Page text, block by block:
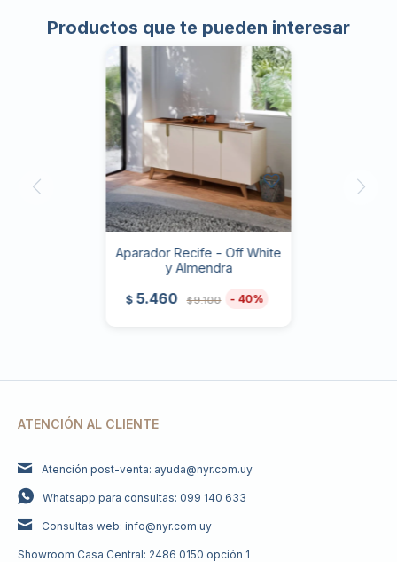
Productos que te pueden interesar
Aparador Recife - Off White
y Almendra
$ 5.460 $9.100 40
ATENCIÓN AL CLIENTE
Atención post-venta: ayuda@nyr.com.uy
Whatsapp para consultas: 099 140 633
Consultas web: info@nyr.com.uy
Showroom Casa Central: 2486 0150 opción 1